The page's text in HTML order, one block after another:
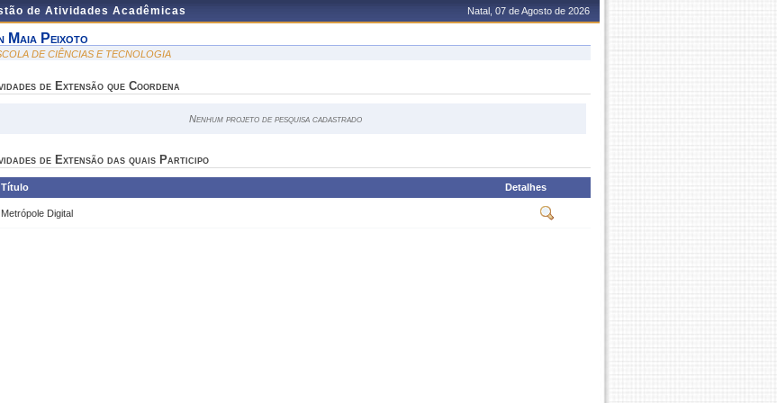
de Atividades Acadêmicas Natal, 07 de Agosto de 2026
Maia Peixoto
DE CIÊNCIAS E TECNOLOGIA
de Extensão que Coordena
Nenhum projeto de pesquisa cadastrado
de Extensão das quais Participo
Título
Detalhes
Metrópole Digital